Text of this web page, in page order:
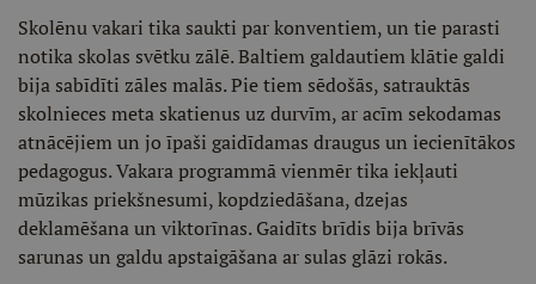
Skolēnu vakari tika saukti par konventiem, un tie parasti
notika skolas svētku zālē. Baltiem galdautiem klātie galdi
bija sabīdīti zāles malās. Pie tiem sēdošās, satrauktās
skolnieces meta skatienus uz durvīm, ar acīm sekodamas
atnācējiem un jo īpaši gaidīdamas draugus un iecienītākos
pedagogus. Vakara programmā vienmēr tika iekļauti
mūzikas priekšnesumi, kopdziedāšana, dzejas
deklamēšana un viktorīnas. Gaidīts brīdis bija brīvās
sarunas un galdu apstaigāšana ar sulas glāzi rokās.